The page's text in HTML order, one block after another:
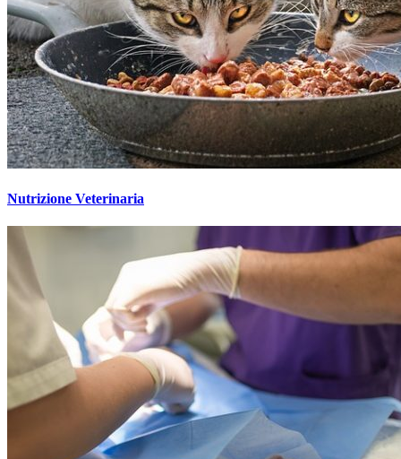
Nutrizione Veterinaria